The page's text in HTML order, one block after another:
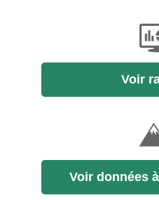
Voir
Voir données